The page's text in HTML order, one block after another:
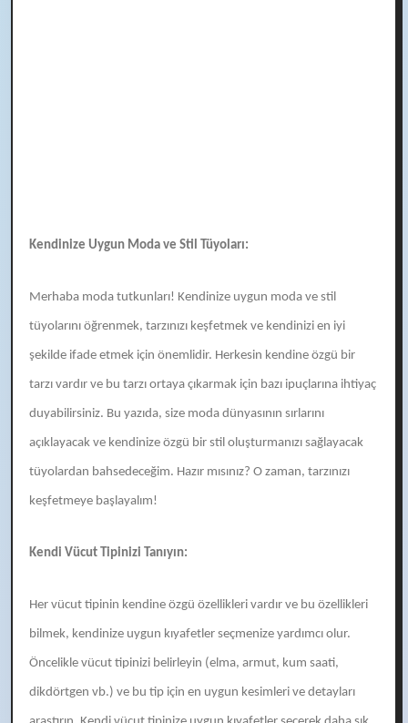
Kendinize Uygun Moda ve Stil Tüyoları:
Merhaba moda tutkunları! Kendinize uygun moda ve stil
tüyolarını öğrenmek, tarzınızı keşfetmek ve kendinizi en iyi
şekilde ifade etmek için önemlidir. Herkesin kendine özgü bir
tarzı vardır ve bu tarzı ortaya çıkarmak için bazı ipuçlarına ihtiyaç
duyabilirsiniz. Bu yazıda, size moda dünyasının sırlarını
açıklayacak ve kendinize özgü bir stil oluşturmanızı sağlayacak
tüyolardan bahsedeceğim. Hazır mısınız? O zaman, tarzınızı
keşfetmeye başlayalım!
Kendi Vücut Tipinizi Tanıyın:
Her vücut tipinin kendine özgü özellikleri vardır ve bu özellikleri
bilmek, kendinize uygun kıyafetler seçmenize yardımcı olur.
Öncelikle vücut tipinizi belirleyin (elma, armut, kum saati,
dikdörtgen vb.) ve bu tip için en uygun kesimleri ve detayları